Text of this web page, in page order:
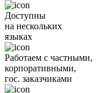
Доступны
на нескольких
языках
Работаем с частными,
корпоративными,
гос. заказчиками